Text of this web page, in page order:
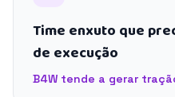
Time enxuto que
de execução
B4W tende a gerar